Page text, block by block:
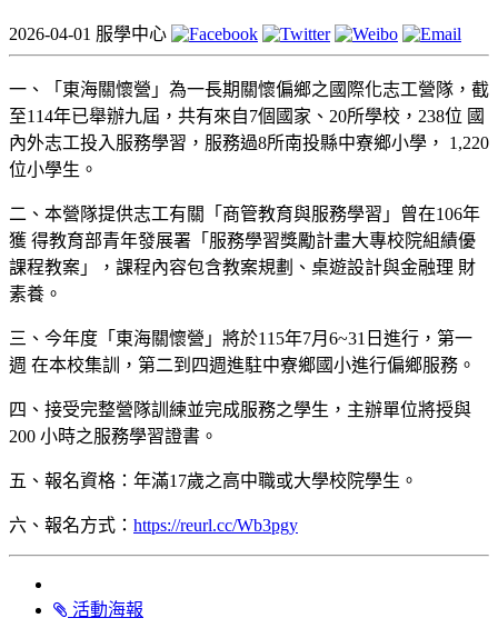
2026-04-01 服學中心
一、「東海關懷營」為一長期關懷偏鄉之國際化志工營隊，截
至114年已舉辦九屆，共有來自7個國家、20所學校，238位 國
內外志工投入服務學習，服務過8所南投縣中寮鄉小學， 1,220
位小學生。
二、本營隊提供志工有關「商管教育與服務學習」曾在106年
獲 得教育部青年發展署「服務學習獎勵計畫大專校院組績優
課程教案」，課程內容包含教案規劃、桌遊設計與金融理 財
素養。
三、今年度「東海關懷營」將於115年7月6~31日進行，第一
週 在本校集訓，第二到四週進駐中寮鄉國小進行偏鄉服務。
四、接受完整營隊訓練並完成服務之學生，主辦單位將授與
200 小時之服務學習證書。
五、報名資格：年滿17歲之高中職或大學校院學生。
六、報名方式： https://reurl.cc/Wb3pgy
活動海報